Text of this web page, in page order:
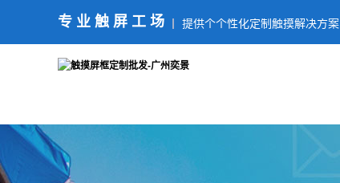
专业触屏工场 提供个个性化定制触摸解决方案